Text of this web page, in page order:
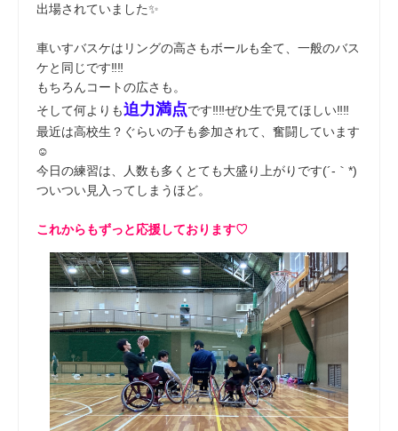
出場されていました✨
車いすバスケはリングの高さもボールも全て、一般のバス
ケと同じです‼‼
もちろんコートの広さも。
そして何よりも迫力満点です‼‼ぜひ生で見てほしい‼‼
最近は高校生？ぐらいの子も参加されて、奮闘しています
☺
今日の練習は、人数も多くとても大盛り上がりです(´-｀*)
ついつい見入ってしまうほど。
これからもずっと応援しております♡